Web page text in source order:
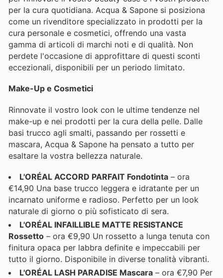
per la cura quotidiana. Acqua & Sapone si posiziona
come un rivenditore specializzato in prodotti per la
cura personale e cosmetici, offrendo una vasta
gamma di articoli di marchi noti e di qualità. Non
perdete l'occasione di approfittare di questi sconti
eccezionali, disponibili per un periodo limitato.
Make-Up e Cosmetici
Rinnovate il vostro look con le ultime tendenze nel
make-up e nei prodotti per la cura della pelle. Dalle
basi trucco agli smalti, passando per rossetti e
mascara, Acqua & Sapone ha pensato a tutto per
esaltare la vostra bellezza naturale.
L'ORÉAL ACCORD PARFAIT Fondotinta – ora
€14,90 Una base trucco leggera e idratante per un
incarnato uniforme e radioso. Perfetto per un look
naturale di giorno o più sofisticato di sera.
L'ORÉAL INFAILLIBLE MATTE RESISTANCE
Rossetto – ora €9,90 Un rossetto a lunga tenuta con
finitura opaca per labbra definite e impeccabili per
tutto il giorno. Disponibile in diverse tonalità vibranti.
L'ORÉAL LASH PARADISE Mascara – ora €7,90 Per